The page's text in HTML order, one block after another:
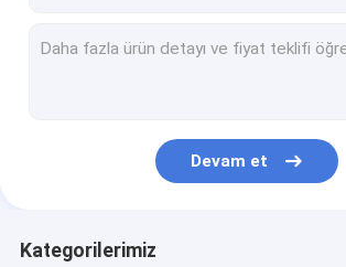
Devam et
Kategorilerimiz